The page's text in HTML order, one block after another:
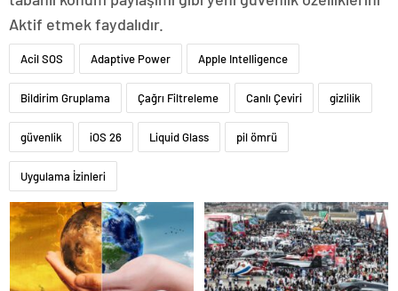
Aktif etmek faydalıdır.
Acil SOS Adaptive Power Apple Intelligence
Bildirim Gruplama Çağrı Filtreleme Canlı Çeviri gizlilik
güvenlik iOS 26 Liquid Glass pil ömrü
Uygulama İzinleri